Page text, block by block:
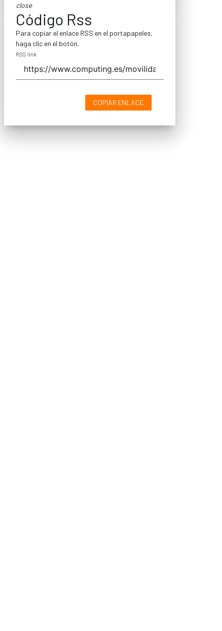
close
Código Rss
Para copiar el enlace RSS en el portapapeles,
haga clic en el botón.
RSS link
COPIAR ENLACE